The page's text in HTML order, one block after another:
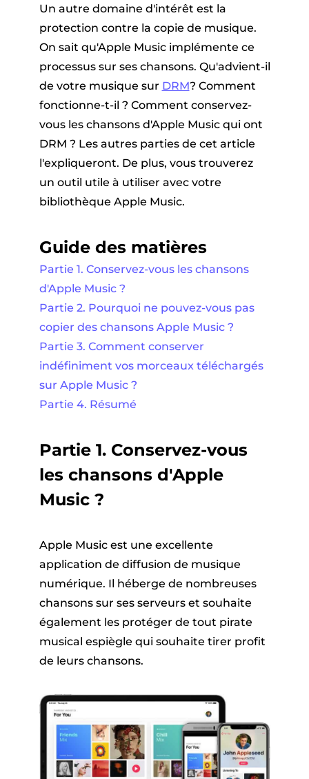
Un autre domaine d'intérêt est la
protection contre la copie de musique.
On sait qu'Apple Music implémente ce
processus sur ses chansons. Qu'advient-il
de votre musique sur DRM? Comment
fonctionne-t-il ? Comment conservez-
vous les chansons d'Apple Music qui ont
DRM ? Les autres parties de cet article
l'expliqueront. De plus, vous trouverez
un outil utile à utiliser avec votre
bibliothèque Apple Music.
Guide des matières
Partie 1. Conservez-vous les chansons
d'Apple Music ?
Partie 2. Pourquoi ne pouvez-vous pas
copier des chansons Apple Music ?
Partie 3. Comment conserver
indéfiniment vos morceaux téléchargés
sur Apple Music ?
Partie 4. Résumé
Partie 1. Conservez-vous
les chansons d'Apple
Music ?
Apple Music est une excellente
application de diffusion de musique
numérique. Il héberge de nombreuses
chansons sur ses serveurs et souhaite
également les protéger de tout pirate
musical espiègle qui souhaite tirer profit
de leurs chansons.